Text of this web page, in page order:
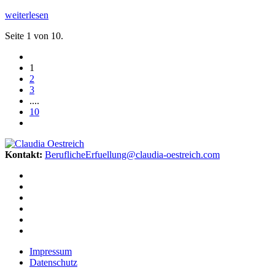
weiterlesen
Seite 1 von 10.
1
2
3
....
10
Kontakt: BeruflicheErfuellung@claudia-oestreich.com
Impressum
Datenschutz